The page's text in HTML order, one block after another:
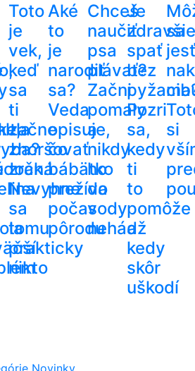
Toto
je
vek,
keď
sa
ti
začne
zhoršovať
zrak.
Nevyhne
sa
tomu
prakticky
nikto
Aké
to
je
narodiť
sa?
Veda
opisuje,
čo
bábätko
prežíva
počas
pôrodu
Chceš
naučiť
psa
plávať?
Začni
pomaly
a
nikdy
ho
do
vody
nehádž
Je
zdravšie
spať
bez
Pozri
sa,
kedy
ti
to
pomôže
a
kedy
skôr
uškodí
sa
jesť
si
Novinky